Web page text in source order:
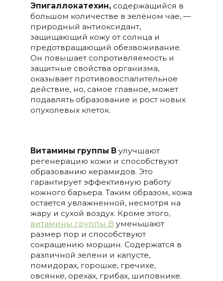
Эпигаллокатехин,содержащийся в
большом количестве в зелёном чае, —
природный антиоксидант,
защищающий кожу от солнца и
предотвращающий обезвоживание.
Он повышает сопротивляемость и
защитные свойства организма,
оказывает противовоспалительное
действие, но, самое главное, может
подавлять образование и рост новых
опухолевых клеток.
Витамины группы Вулучшают
регенерацию кожи и способствуют
образованию керамидов. Это
гарантирует эффективную работу
кожного барьера. Таким образом, кожа
остается увлажненной, несмотря на
жару и сухой воздух. Кроме этого,
витамины группы B уменьшают
размер пор и способствуют
сокращению морщин. Содержатся в
различной зелени и капусте,
помидорах, горошке, гречихе,
овсянке, орехах, грибах, шиповнике.